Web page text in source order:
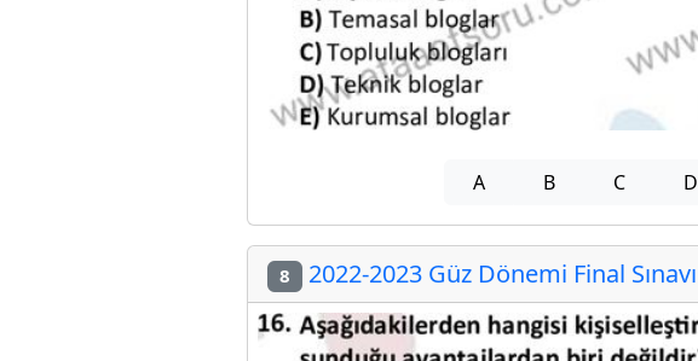
A B C D
8 2022-2023 Güz Dönemi Final Sınavı